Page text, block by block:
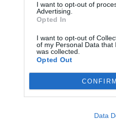
I want to opt-out of
Advertising.
Opted In
I want to opt-out of
of my Personal Data that
was collected.
Opted Out
CONFIRM
Data